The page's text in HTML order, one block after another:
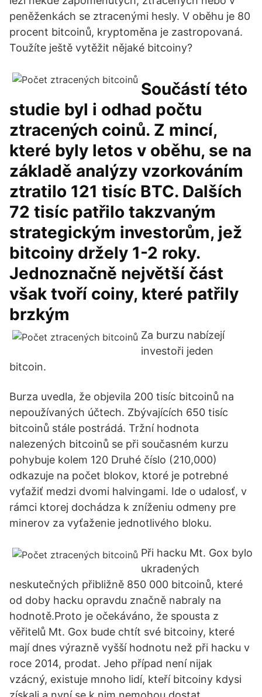
peněženkách se ztracenými hesly. V oběhu je 80
procent bitcoinů, kryptoměna je zastropovaná.
Toužíte ještě vytěžit nějaké bitcoiny?
Součástí této
studie byl i odhad počtu
ztracených coinů. Z mincí,
které byly letos v oběhu, se na
základě analýzy vzorkováním
ztratilo 121 tisíc BTC. Dalších
72 tisíc patřilo takzvaným
strategickým investorům, jež
bitcoiny držely 1-2 roky.
Jednoznačně největší část
však tvoří coiny, které patřily
brzkým
Za burzu nabízejí
investoři jeden
bitcoin.
Burza uvedla, že objevila 200 tisíc bitcoinů na
nepoužívaných účtech. Zbývajících 650 tisíc
bitcoinů stále postrádá. Tržní hodnota
nalezených bitcoinů se při současném kurzu
pohybuje kolem 120 Druhé číslo (210,000)
odkazuje na počet blokov, ktoré je potrebné
vyťažiť medzi dvomi halvingami. Ide o udalosť, v
rámci ktorej dochádza k zníženiu odmeny pre
minerov za vyťaženie jednotlivého bloku.
Při hacku Mt. Gox bylo
ukradených
neskutečných přibližně 850 000 bitcoinů, které
od doby hacku opravdu značně nabraly na
hodnotě.Proto je očekáváno, že spousta z
věřitelů Mt. Gox bude chtít své bitcoiny, které
mají dnes výrazně vyšší hodnotu než při hacku v
roce 2014, prodat. Jeho případ není nijak
vzácný, existuje mnoho lidí, kteří bitcoiny kdysi